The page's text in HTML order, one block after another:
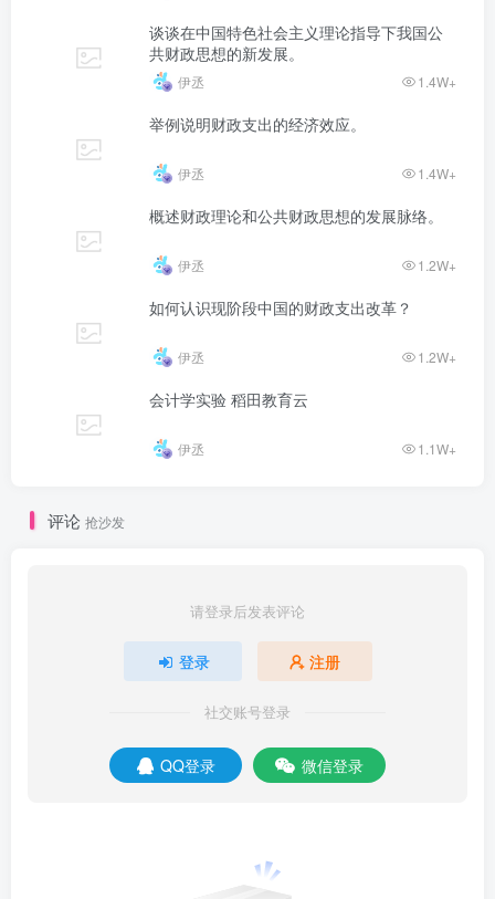
谈谈在中国特色社会主义理论指导下我国公
共财政思想的新发展。
伊丞 1.4W+
举例说明财政支出的经济效应。
伊丞 1.4W+
概述财政理论和公共财政思想的发展脉络。
伊丞 1.2W+
如何认识现阶段中国的财政支出改革？
伊丞 1.2W+
会计学实验 稻田教育云
伊丞 1.1W+
评论 抢沙发
请登录后发表评论
登录 注册
社交账号登录
QQ登录 微信登录